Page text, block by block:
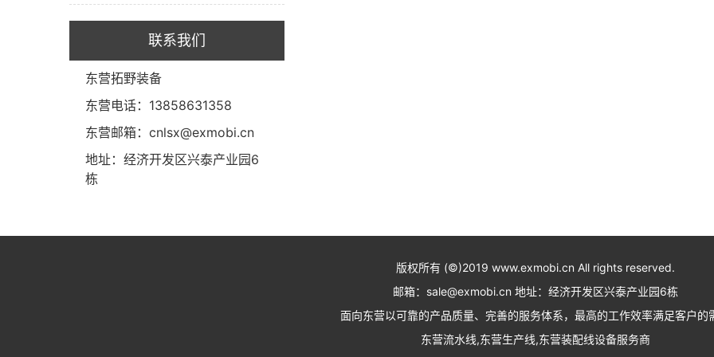
联系我们
东营拓野装备
东营电话：13858631358
东营邮箱：cnlsx@exmobi.cn
地址：经济开发区兴泰产业园6
栋
版权所有 (©)2019 www.exmobi.cn All rights reserved.
邮箱：sale@exmobi.cn 地址：经济开发区兴泰产业园6栋
面向东营以可靠的产品质量、完善的服务体系，最高的工作效率满足客户的
东营流水线,东营生产线,东营装配线设备服务商